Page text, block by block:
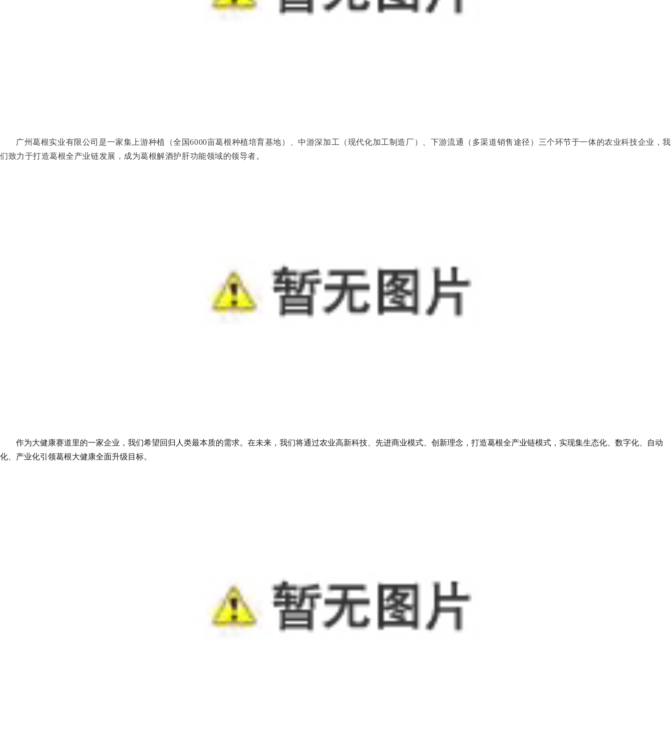
广州葛根实业有限公司是一家集上游种植（全国6000亩葛根种植培育基地）、中游深加工（现代化加工制造厂）、下游流通（多渠道销售途径）三个环节于一体的农业科技企业，我
们致力于打造葛根全产业链发展，成为葛根解酒护肝功能领域的领导者。
作为大健康赛道里的一家企业，我们希望回归人类最本质的需求。在未来，我们将通过农业高新科技、先进商业模式、创新理念，打造葛根全产业链模式，实现集生态化、数字化、自动
化、产业化引领葛根大健康全面升级目标。